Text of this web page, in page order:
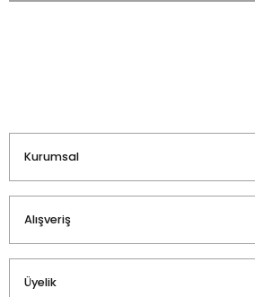
Kurumsal
Alışveriş
Üyelik